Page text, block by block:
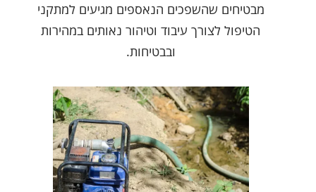
מבטיחים שהשפכים הנאספים מגיעים למתקני
הטיפול לצורך עיבוד וטיהור נאותים במהירות
ובבטיחות.